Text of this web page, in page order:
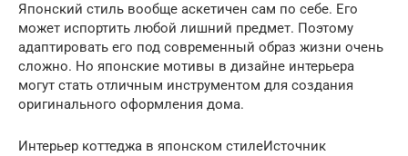
Японский стиль вообще аскетичен сам по себе. Его
может испортить любой лишний предмет. Поэтому
адаптировать его под современный образ жизни очень
сложно. Но японские мотивы в дизайне интерьера
могут стать отличным инструментом для создания
оригинального оформления дома.
Интерьер коттеджа в японском стилеИсточник